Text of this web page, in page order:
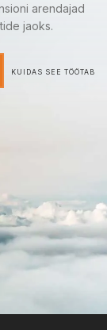
arendajad
jaoks.
KUIDAS SEE TÖÖTAB